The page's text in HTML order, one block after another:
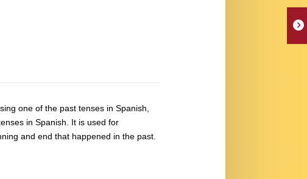
one of the past tenses in Spanish,
in Spanish. It is used for
and end that happened in the past.